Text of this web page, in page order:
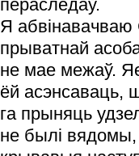
пераследаў.
Я абвінавачваю
прыватнай
не мае межаў.
ёй асэнсаваць,
га прыняць
не былі